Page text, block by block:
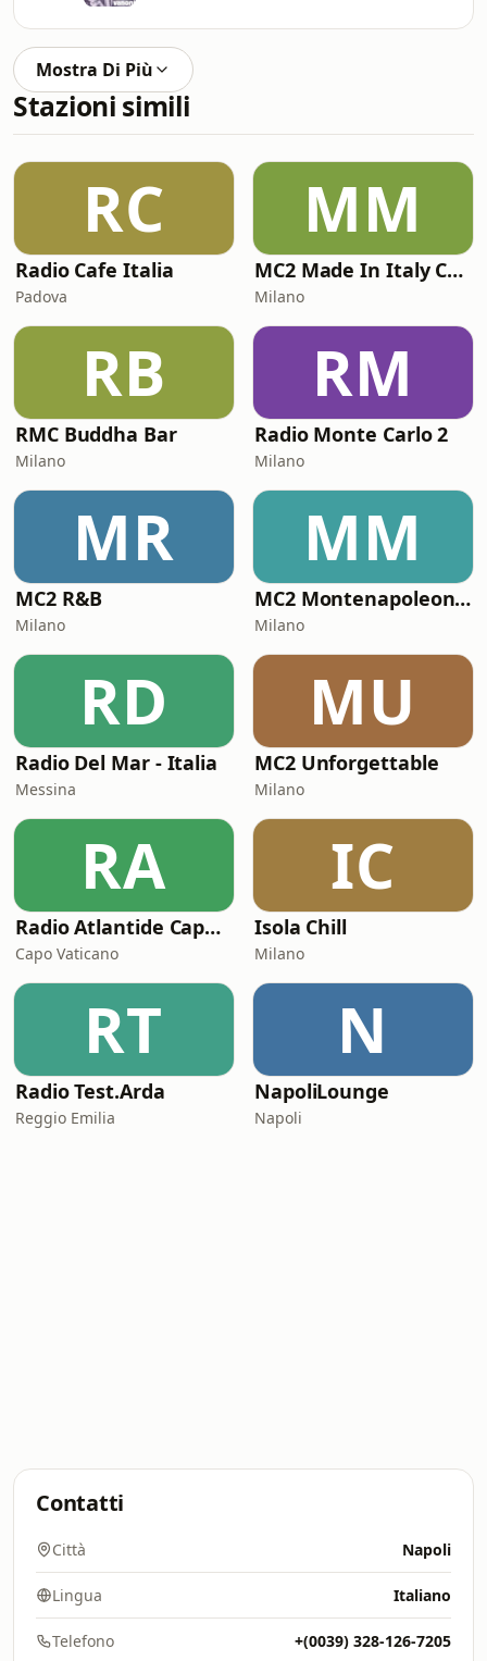
Mostra Di Più
Stazioni simili
RC
Radio Cafe Italia
Padova
MM
MC2 Made In Italy Channel
Milano
RB
RMC Buddha Bar
Milano
RM
Radio Monte Carlo 2
Milano
MR
MC2 R&B
Milano
MM
MC2 Montenapoleone Channel
Milano
RD
Radio Del Mar - Italia
Messina
MU
MC2 Unforgettable
Milano
RA
Radio Atlantide Capo Vaticano
Capo Vaticano
IC
Isola Chill
Milano
RT
Radio Test.Arda
Reggio Emilia
N
NapoliLounge
Napoli
Contatti
Città Napoli
Lingua Italiano
Telefono +(0039) 328-126-7205